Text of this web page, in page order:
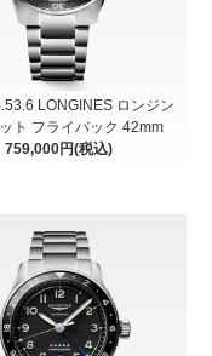
LONGINES ロンジン
ト フライバック 42mm
759,000円(税込)